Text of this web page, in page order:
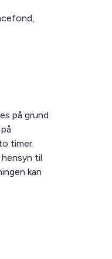
på grund
timer.
til
kan